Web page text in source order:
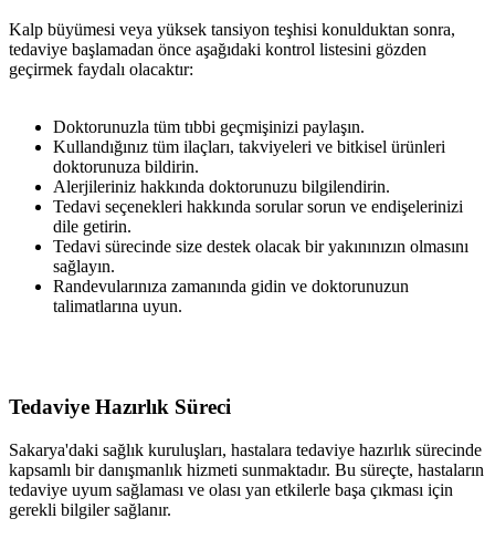
Kalp büyümesi veya yüksek tansiyon teşhisi konulduktan sonra,
tedaviye başlamadan önce aşağıdaki kontrol listesini gözden
geçirmek faydalı olacaktır:
Doktorunuzla tüm tıbbi geçmişinizi paylaşın.
Kullandığınız tüm ilaçları, takviyeleri ve bitkisel ürünleri
doktorunuza bildirin.
Alerjileriniz hakkında doktorunuzu bilgilendirin.
Tedavi seçenekleri hakkında sorular sorun ve endişelerinizi
dile getirin.
Tedavi sürecinde size destek olacak bir yakınınızın olmasını
sağlayın.
Randevularınıza zamanında gidin ve doktorunuzun
talimatlarına uyun.
Tedaviye Hazırlık Süreci
Sakarya'daki sağlık kuruluşları, hastalara tedaviye hazırlık sürecinde
kapsamlı bir danışmanlık hizmeti sunmaktadır. Bu süreçte, hastaların
tedaviye uyum sağlaması ve olası yan etkilerle başa çıkması için
gerekli bilgiler sağlanır.